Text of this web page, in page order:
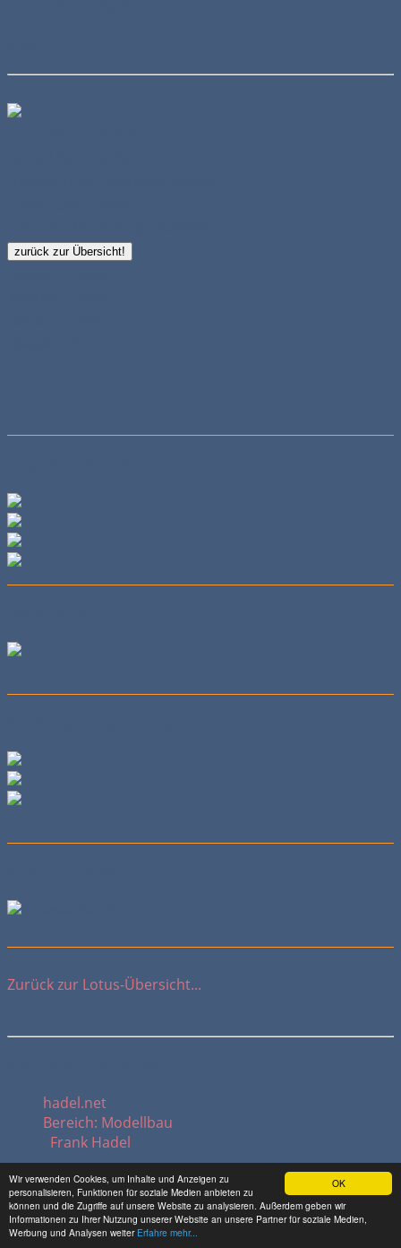
OK
Wir verwenden Cookies, um Inhalte und Anzeigen zu
personalisieren, Funktionen für soziale Medien anbieten zu
können und die Zugriffe auf unsere Website zu analysieren. Außerdem geben wir
Informationen zu Ihrer Nutzung unserer Website an unsere Partner für soziale Medien,
Werbung und Analysen weiter Erfahre mehr...
zurück zur Übersicht!
Zurück zur Lotus-Übersicht...
hadel.net
Bereich: Modellbau
Frank Hadel
Themenbereiche: